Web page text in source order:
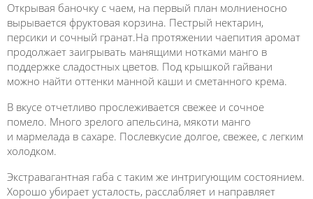
Открывая баночку с чаем, на первый план молниеносно
вырывается фруктовая корзина. Пестрый нектарин,
персики и сочный гранат.На протяжении чаепития аромат
продолжает заигрывать манящими нотками манго в
поддержке сладостных цветов. Под крышкой гайвани
можно найти оттенки манной каши и сметанного крема.
В вкусе отчетливо прослеживается свежее и сочное
помело. Много зрелого апельсина, мякоти манго
и мармелада в сахаре. Послевкусие долгое, свежее, с легким
холодком.
Экстравагантная габа с таким же интригующим состоянием.
Хорошо убирает усталость, расслабляет и направляет